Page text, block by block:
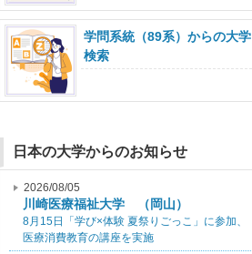
学問系統（89系）からの大学
検索
日本の大学からのお知らせ
2026/08/05
川崎医療福祉大学 （岡山）
8月15日「学び×体験 夏祭りごっこ」に参加、
医療消費教育の講座を実施